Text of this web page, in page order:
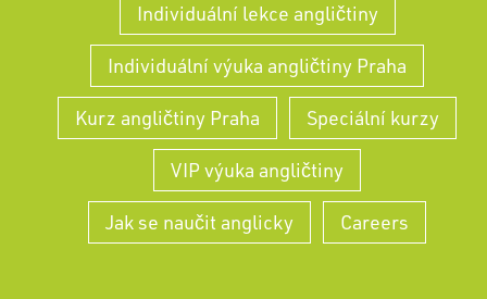
Individuální lekce angličtiny
Individuální výuka angličtiny Praha
Kurz angličtiny Praha Speciální kurzy
VIP výuka angličtiny
Jak se naučit anglicky Careers